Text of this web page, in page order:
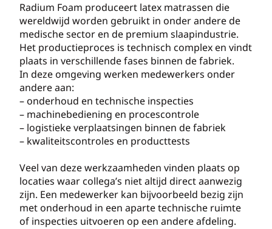
Radium Foam produceert latex matrassen die
wereldwijd worden gebruikt in onder andere de
medische sector en de premium slaapindustrie.
Het productieproces is technisch complex en vindt
plaats in verschillende fases binnen de fabriek.
In deze omgeving werken medewerkers onder
andere aan:
– onderhoud en technische inspecties
– machinebediening en procescontrole
– logistieke verplaatsingen binnen de fabriek
– kwaliteitscontroles en producttests
Veel van deze werkzaamheden vinden plaats op
locaties waar collega’s niet altijd direct aanwezig
zijn. Een medewerker kan bijvoorbeeld bezig zijn
met onderhoud in een aparte technische ruimte
of inspecties uitvoeren op een andere afdeling.